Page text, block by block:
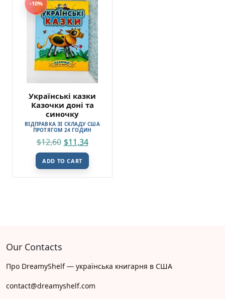
-10%
Українські казки
Казочки доні та
синочку
ВІДПРАВКА ЗІ СКЛАДУ США
ПРОТЯГОМ 24 ГОДИН
$12,60 $11,34
ADD TO CART
Our Contacts
Про DreamyShelf — українська книгарня в США
contact@dreamyshelf.com